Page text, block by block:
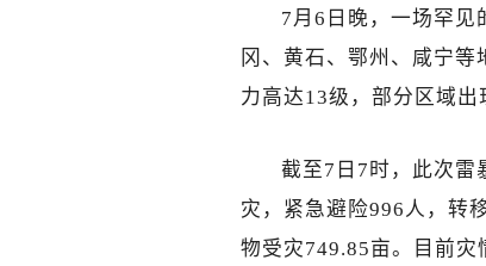
7月6日晚，一场罕见
冈、黄石、鄂州、咸宁
力高达13级，部分区域出
截至7日7时，此次雷
灾，紧急避险996人，转
物受灾749.85亩。目前灾